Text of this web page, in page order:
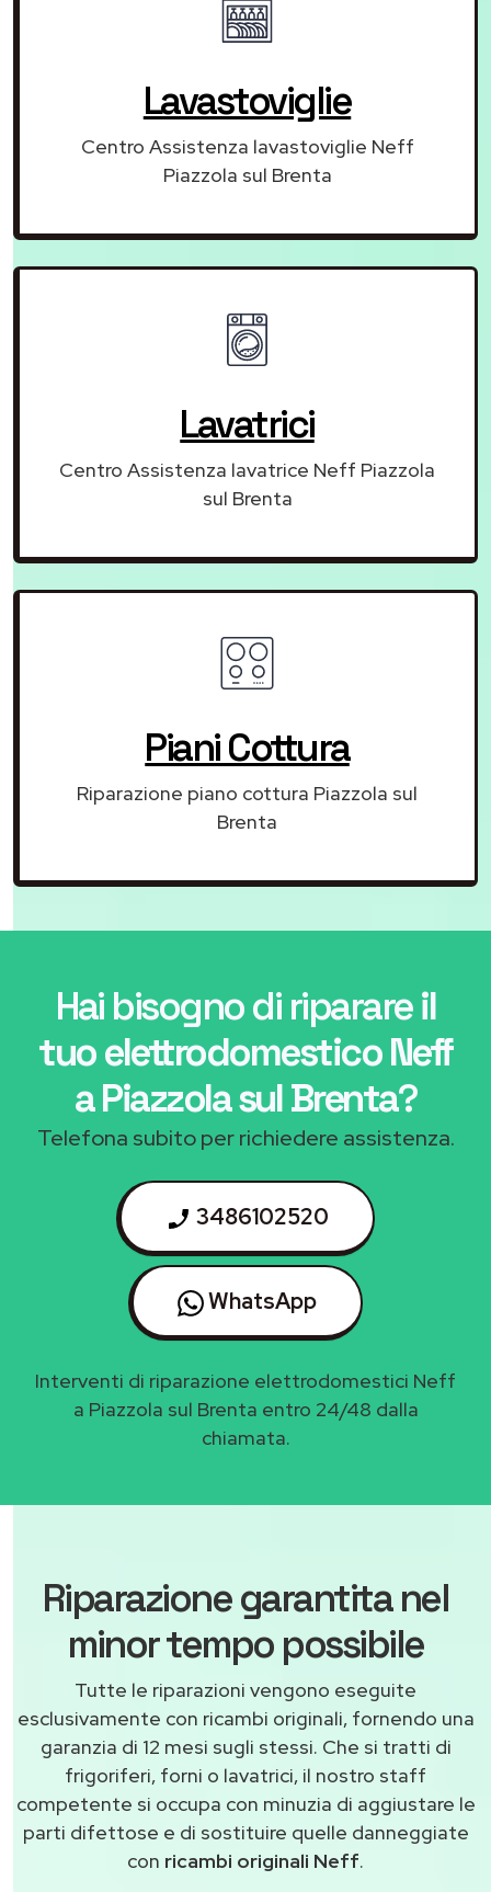
Lavastoviglie
Centro Assistenza lavastoviglie Neff
Piazzola sul Brenta
Lavatrici
Centro Assistenza lavatrice Neff Piazzola
sul Brenta
Piani Cottura
Riparazione piano cottura Piazzola sul
Brenta
Hai bisogno di riparareil
tuo elettrodomestico Neff
a Piazzola sul Brenta?
Telefona subito per richiedere assistenza.
3486102520
WhatsApp
Interventi di riparazione elettrodomestici Neff
a Piazzola sul Brenta entro 24/48 dalla
chiamata.
Riparazione garantita nel
minor tempo possibile
Tutte le riparazioni vengono eseguite
esclusivamente con ricambi originali, fornendo una
garanzia di 12 mesi sugli stessi. Che si tratti di
frigoriferi, forni o lavatrici, il nostro staff
competente si occupa con minuzia di aggiustare le
parti difettose e di sostituire quelle danneggiate
con ricambi originali Neff.